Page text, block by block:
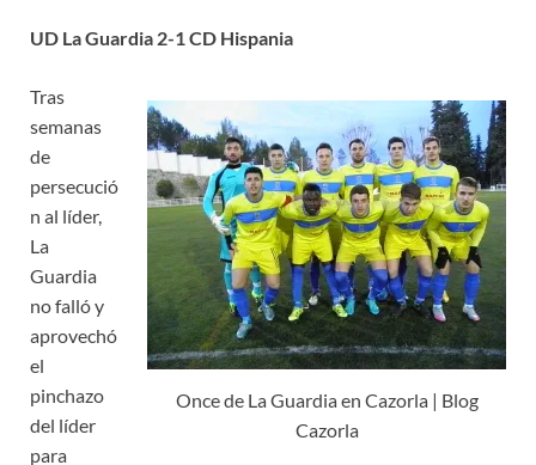
UD La Guardia 2-1 CD Hispania
Once de La Guardia en Cazorla | Blog
Cazorla
Tras
semanas
de
persecució
n al líder,
La
Guardia
no falló y
aprovechó
el
pinchazo
del líder
para